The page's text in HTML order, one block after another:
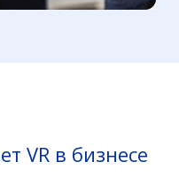
VR в бизнесе